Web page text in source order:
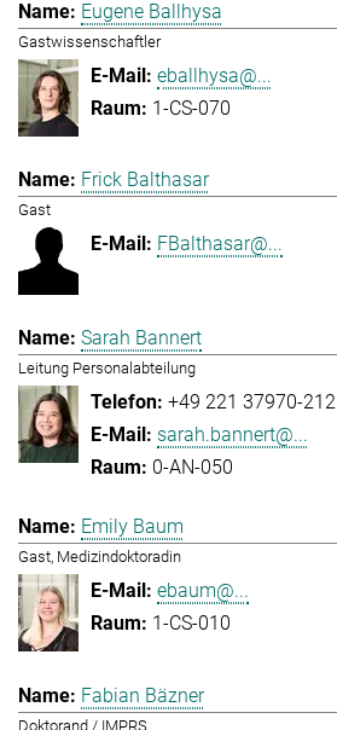
Eugene Ballhysa
Gastwissenschaftler
eballhysa@...
1-CS-070
Frick Balthasar
Gast
FBalthasar@...
Sarah Bannert
Leitung Personalabteilung
+49 221 37970-212
sarah.bannert@...
0-AN-050
Emily Baum
Gast, Medizindoktoradin
ebaum@...
1-CS-010
Fabian Bäzner
Doktorand / IMPRS